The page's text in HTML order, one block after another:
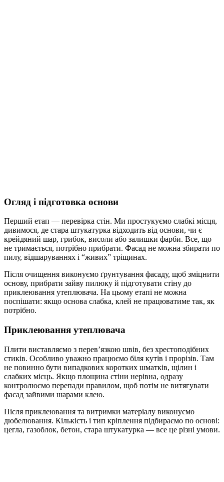
Огляд і підготовка основи
Перший етап — перевірка стін. Ми простукуємо слабкі місця,
дивимося, де стара штукатурка відходить від основи, чи є
крейдяний шар, грибок, висоли або залишки фарби. Все, що
не тримається, потрібно прибрати. Фасад не можна збирати по
пилу, відшаруваннях і “живих” тріщинах.
Після очищення виконуємо ґрунтування фасаду, щоб зміцнити
основу, прибрати зайву пилюку й підготувати стіну до
приклеювання утеплювача. На цьому етапі не можна
поспішати: якщо основа слабка, клей не працюватиме так, як
потрібно.
Приклеювання утеплювача
Плити виставляємо з перев’язкою швів, без хрестоподібних
стиків. Особливо уважно працюємо біля кутів і прорізів. Там
не повинно бути випадкових коротких шматків, щілин і
слабких місць. Якщо площина стіни нерівна, одразу
контролюємо перепади правилом, щоб потім не витягувати
фасад зайвими шарами клею.
Після приклеювання та витримки матеріалу виконуємо
дюбелювання. Кількість і тип кріплення підбираємо по основі:
цегла, газоблок, бетон, стара штукатурка — все це різні умови.